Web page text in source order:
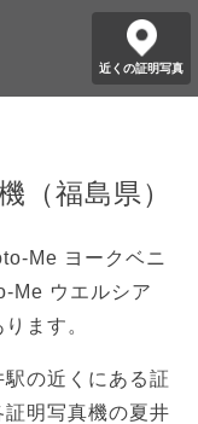
近くの証明写真
（福島県）
Me ヨークベニ
Me ウエルシア
ます。
の近くにある証
明写真機の夏井